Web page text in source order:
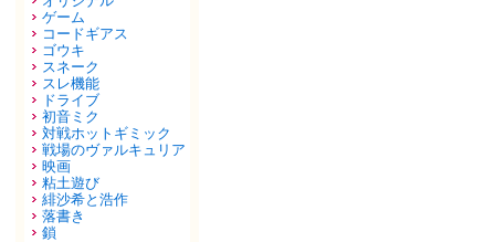
ゲーム
コードギアス
ゴウキ
スネーク
スレ機能
ドライブ
初音ミク
対戦ホットギミック
戦場のヴァルキュリア
映画
粘土遊び
緋沙希と浩作
落書き
鎖